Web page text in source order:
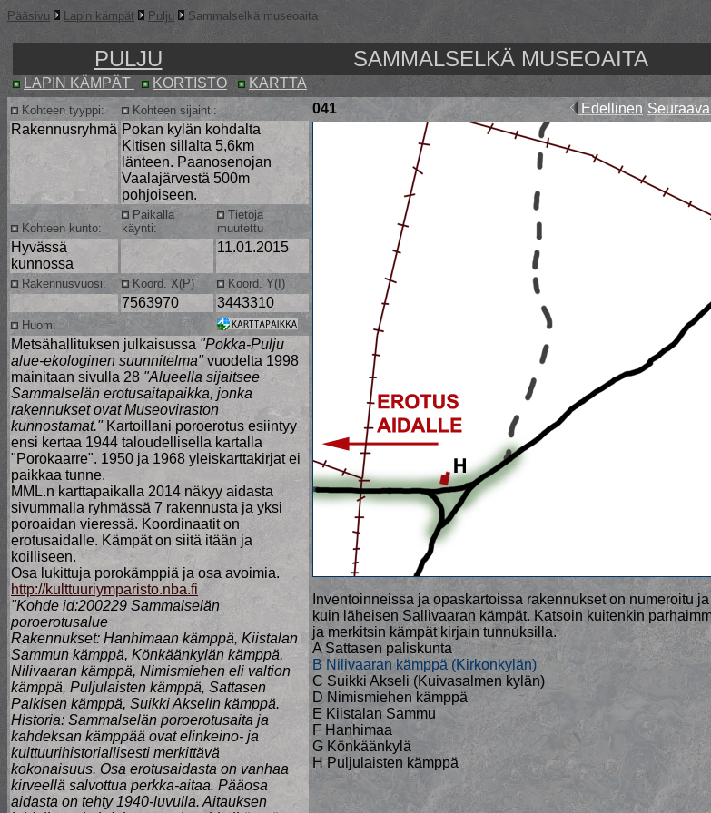
Pääsivu Lapin kämpät Pulju Sammalselkä museoaita
PULJU SAMMALSELKÄ MUSEOAITA
LAPIN KÄMPÄT KORTISTO KARTTA
Kohteen tyyppi: Kohteen sijainti: 041 Edellinen Seuraava
Rakennusryhmä Pokan kylän kohdalta
Kitisen sillalta 5,6km
länteen. Paanosenojan
Vaalajärvestä 500m
pohjoiseen.
Inventoinneissa ja opaskartoissa rakennukset on numeroitu
kuin läheisen Sallivaaran kämpät. Katsoin kuitenkin
ja merkitsin kämpät kirjain tunnuksilla.
A Sattasen paliskunta
B Nilivaaran kämppä (Kirkonkylän)
C Suikki Akseli (Kuivasalmen kylän)
D Nimismiehen kämppä
E Kiistalan Sammu
F Hanhimaa
G Könkäänkylä
H Puljulaisten kämppä
Kohteen kunto:
Paikalla
käynti:
Tietoja
muutettu
Hyvässä
kunnossa
11.01.2015
Rakennusvuosi: Koord. X(P) Koord. Y(I)
7563970 3443310
Huom:
Metsähallituksen julkaisussa "Pokka-Pulju
alue-ekologinen suunnitelma"vuodelta 1998
mainitaan sivulla 28 "Alueella sijaitsee
Sammalselän erotusaitapaikka, jonka
rakennukset ovat Museoviraston
kunnostamat."Kartoillani poroerotus esiintyy
ensi kertaa 1944 taloudellisella kartalla
"Porokaarre". 1950 ja 1968 yleiskarttakirjat ei
paikkaa tunne.
MML.n karttapaikalla 2014 näkyy aidasta
sivummalla ryhmässä 7 rakennusta ja yksi
poroaidan vieressä. Koordinaatit on
erotusaidalle. Kämpät on siitä itään ja
koilliseen.
Osa lukittuja porokämppiä ja osa avoimia.
http://kulttuuriymparisto.nba.fi
"Kohde id:200229 Sammalselän
poroerotusalue
Rakennukset: Hanhimaan kämppä, Kiistalan
Sammun kämppä, Könkäänkylän kämppä,
Nilivaaran kämppä, Nimismiehen eli valtion
kämppä, Puljulaisten kämppä, Sattasen
Palkisen kämppä, Suikki Akselin kämppä.
Historia: Sammalselän poroerotusaita ja
kahdeksan kämppää ovat elinkeino- ja
kulttuurihistoriallisesti merkittävä
kokonaisuus. Osa erotusaidasta on vanhaa
kirveellä salvottua perkka-aitaa. Pääosa
aidasta on tehty 1940-luvulla. Aitauksen